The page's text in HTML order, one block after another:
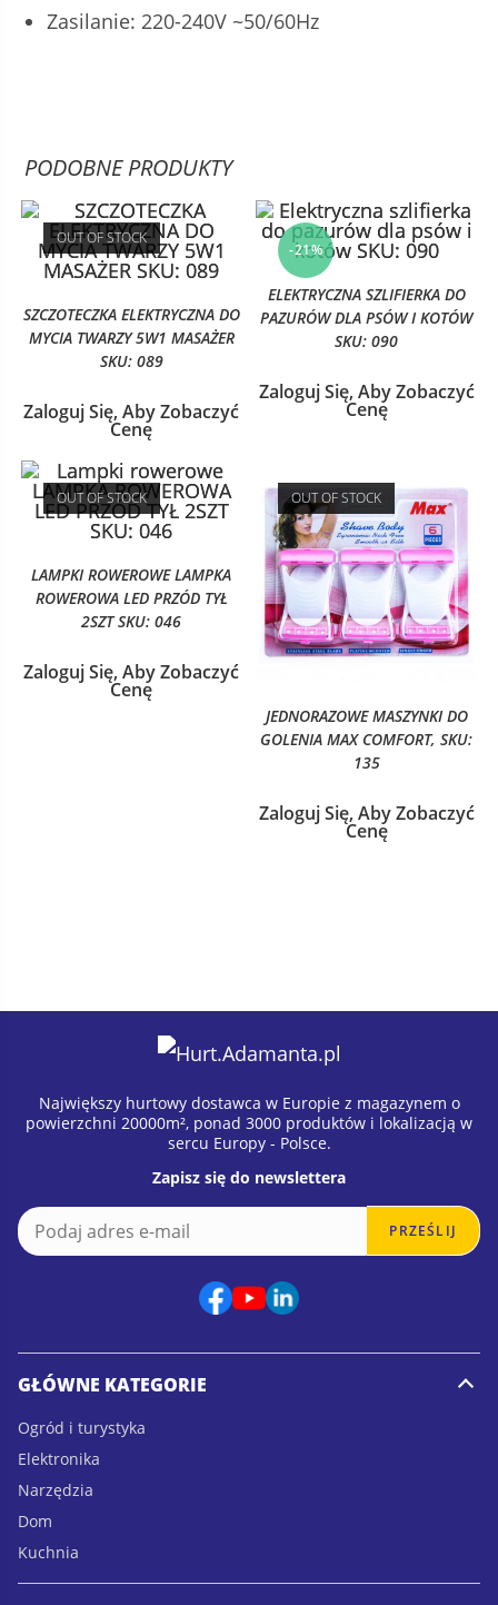
Zasilanie: 220-240V ~50/60Hz
PODOBNE PRODUKTY
OUT OF STOCK
SZCZOTECZKA ELEKTRYCZNA DO
MYCIA TWARZY 5W1 MASAŻER
SKU: 089
Zaloguj Się, Aby Zobaczyć
Cenę
-21%
ELEKTRYCZNA SZLIFIERKA DO
PAZURÓW DLA PSÓW I KOTÓW
SKU: 090
Zaloguj Się, Aby Zobaczyć
Cenę
OUT OF STOCK
LAMPKI ROWEROWE LAMPKA
ROWEROWA LED PRZÓD TYŁ
2SZT SKU: 046
Zaloguj Się, Aby Zobaczyć
Cenę
OUT OF STOCK
JEDNORAZOWE MASZYNKI DO
GOLENIA MAX COMFORT, SKU:
135
Zaloguj Się, Aby Zobaczyć
Cenę
Największy hurtowy dostawca w Europie z magazynem o
powierzchni 20000m², ponad 3000 produktów i lokalizacją w
sercu Europy - Polsce.
Zapisz się do newslettera
a
E
m
a
PRZEŚLIJ
GŁÓWNE KATEGORIE
Ogród i turystyka
Elektronika
Narzędzia
Dom
Kuchnia